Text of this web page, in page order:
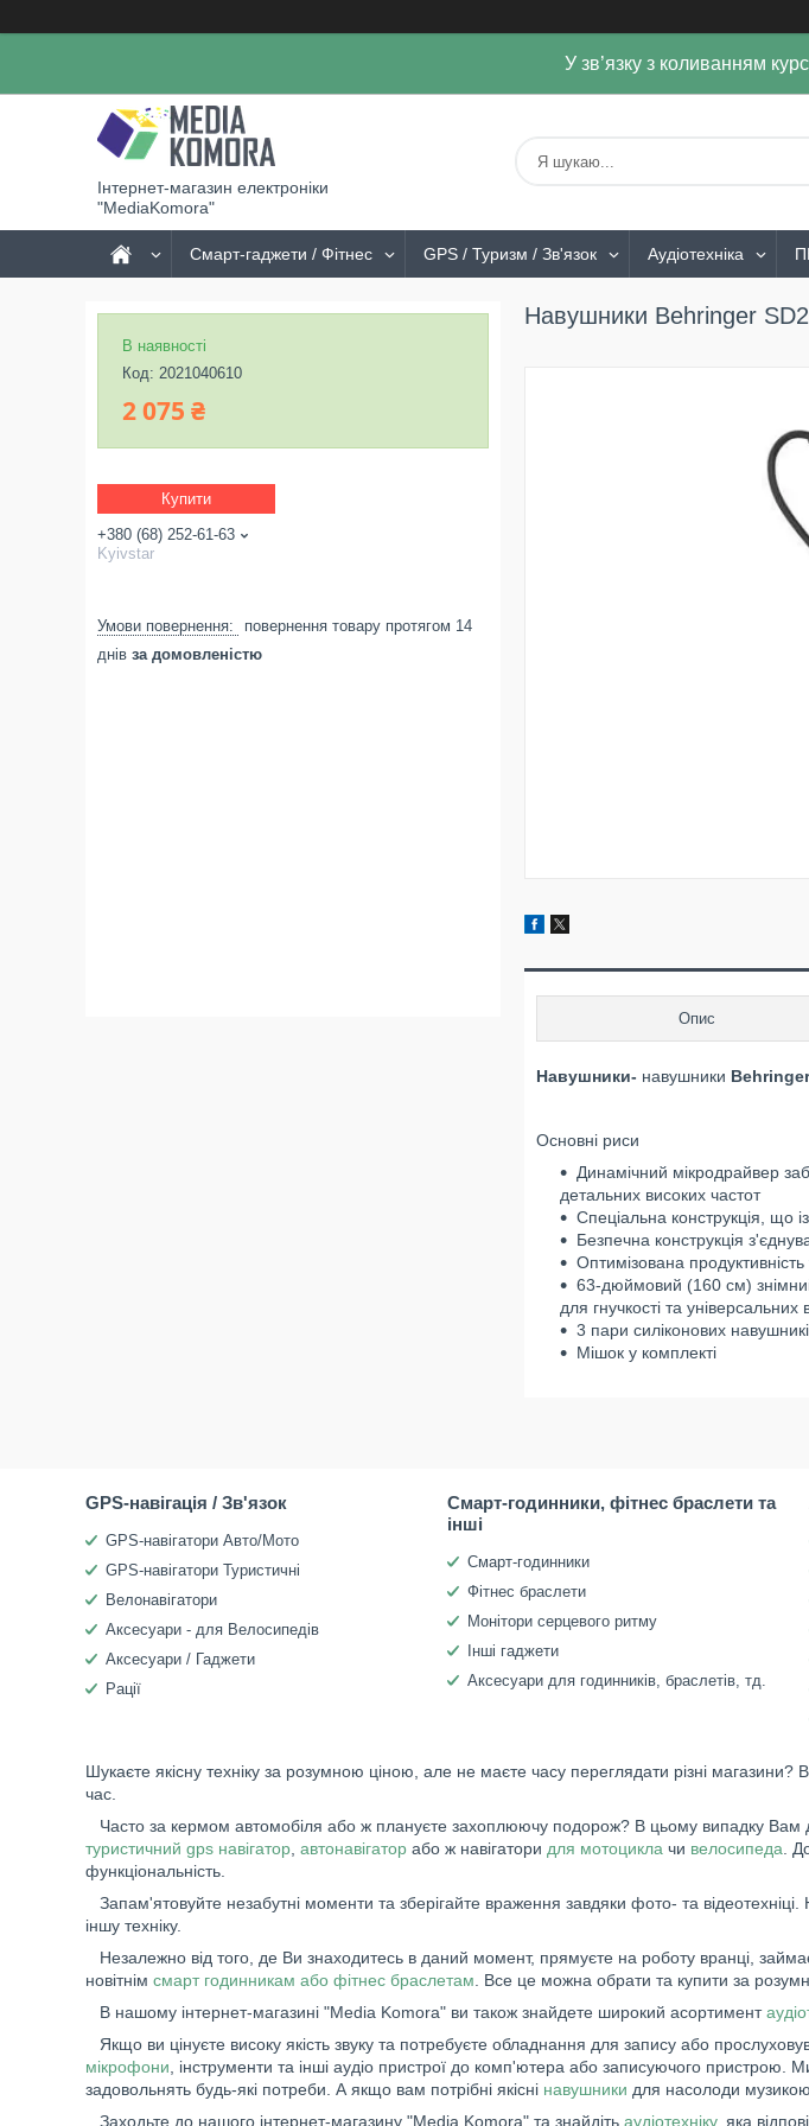
У зв’язку з коливанням
Інтернет-магазин електроніки
"MediaKomora"
Смарт-гаджети / Фітнес GPS / Туризм / Зв'язок Аудіотехніка
Навушники Behringer
Опис
Навушники- навушники
Основні риси
Динамічний мікродрайвер
детальних високих частот
Спеціальна конструкція, що
Безпечна конструкція
Оптимізована
63-дюймовий (160 см)
для гнучкості та універсальних
3 пари силіконових
Мішок у комплекті
В наявності
Код: 2021040610
2 075 ₴
Купити
+380 (68) 252-61-63
Kyivstar
повернення товару протягом 14
днів за домовленістю
GPS-навігація / Зв'язок
GPS-навігатори Авто/Мото
GPS-навігатори Туристичні
Велонавігатори
Аксесуари - для Велосипедів
Аксесуари / Гаджети
Рації
Смарт-годинники, фітнес браслети та
інші
Смарт-годинники
Фітнес браслети
Монітори серцевого ритму
Інші гаджети
Аксесуари для годинників, браслетів, тд.
Шукаєте якісну техніку за розумною ціною, але не маєте часу переглядати різні магазини?
час.
Часто за кермом автомобіля або ж плануєте захоплюючу подорож? В цьому випадку Вам
туристичний gps навігатор автонавігатор або ж навігатори для мотоцикла чи велосипеда .
функціональність.
Запам'ятовуйте незабутні моменти та зберігайте враження завдяки фото- та
іншу техніку.
Незалежно від того, де Ви знаходитесь в даний момент, прямуєте на роботу вранці,
новітнім смарт годинникам або фітнес браслетам . Все це можна обрати та купити за
В нашому інтернет-магазині "Media Komora" ви також знайдете широкий асортимент
Якщо ви цінуєте високу якість звуку та потребуєте обладнання для запису або
мікрофони , інструменти та інші аудіо пристрої до комп'ютера або записуючого пристрою.
задовольнять будь-які потреби. А якщо вам потрібні якісні навушники для насолоди
Заходьте до нашого інтернет-магазину "Media Komora" та знайдіть аудіотехніку, яка